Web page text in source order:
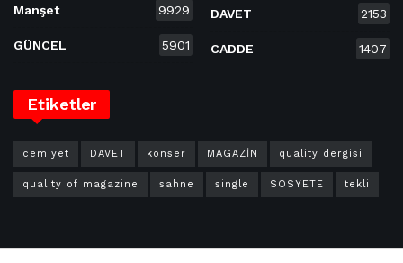
Manşet 9929
GÜNCEL 5901
DAVET 2153
CADDE 1407
Etiketler
cemiyet DAVET konser MAGAZİN quality dergisi
quality of magazine sahne single SOSYETE tekli